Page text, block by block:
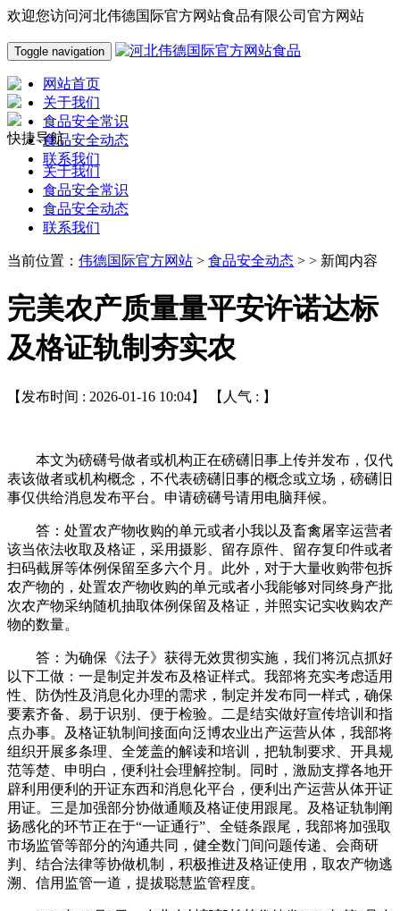
欢迎您访问河北伟德国际官方网站食品有限公司官方网站
Toggle navigation
网站首页
关于我们
食品安全常识
食品安全动态
联系我们
快捷导航
关于我们
食品安全常识
食品安全动态
联系我们
当前位置： 伟德国际官方网站 > 食品安全动态 > > 新闻内容
完美农产质量量平安许诺达标
及格证轨制夯实农
【发布时间 : 2026-01-16 10:04】 【人气 : 】
本文为磅礴号做者或机构正在磅礴旧事上传并发布，仅代
表该做者或机构概念，不代表磅礴旧事的概念或立场，磅礴旧
事仅供给消息发布平台。申请磅礴号请用电脑拜候。
答：处置农产物收购的单元或者小我以及畜禽屠宰运营者
该当依法收取及格证，采用摄影、留存原件、留存复印件或者
扫码截屏等体例保留至多六个月。此外，对于大量收购带包拆
农产物的，处置农产物收购的单元或者小我能够对同终身产批
次农产物采纳随机抽取体例保留及格证，并照实记实收购农产
物的数量。
答：为确保《法子》获得无效贯彻实施，我们将沉点抓好
以下工做：一是制定并发布及格证样式。我部将充实考虑适用
性、防伪性及消息化办理的需求，制定并发布同一样式，确保
要素齐备、易于识别、便于检验。二是结实做好宣传培训和指
点办事。及格证轨制间接面向泛博农业出产运营从体，我部将
组织开展多条理、全笼盖的解读和培训，把轨制要求、开具规
范等楚、申明白，便利社会理解控制。同时，激励支撑各地开
辟利用便利的开证东西和消息化平台，便利出产运营从体开证
用证。三是加强部分协做通顺及格证使用跟尾。及格证轨制阐
扬感化的环节正在于“一证通行”、全链条跟尾，我部将加强取
市场监管等部分的沟通共同，健全数门间问题传递、会商研
判、结合法律等协做机制，积极推进及格证使用，取农产物逃
溯、信用监管一道，提拔聪慧监管程度。